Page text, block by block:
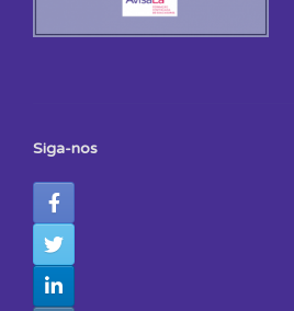
Siga-nos